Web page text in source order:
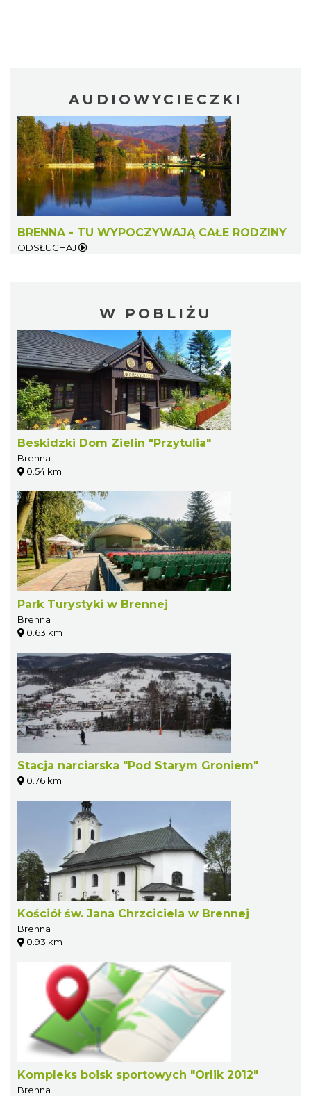
AUDIOWYCIECZKI
BRENNA - TU WYPOCZYWAJĄ CAŁE RODZINY
ODSŁUCHAJ
W POBLIŻU
Beskidzki Dom Zielin "Przytulia"
Brenna
0.54 km
Park Turystyki w Brennej
Brenna
0.63 km
Stacja narciarska "Pod Starym Groniem"
0.76 km
Kościół św. Jana Chrzciciela w Brennej
Brenna
0.93 km
Kompleks boisk sportowych "Orlik 2012"
Brenna